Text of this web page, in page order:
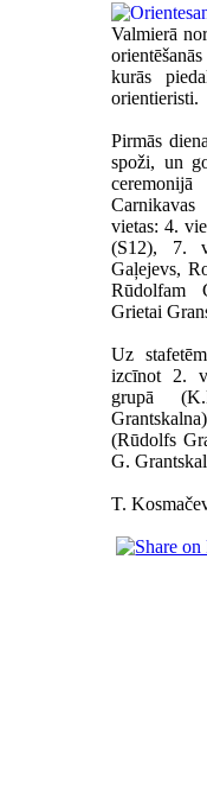
Valmierā
kurās
orientieristi.
Pirmās
spoži, un
vietas: 4.
(S12), 7.
Gaļejevs,
Rūdolfam
Grietai
Uz
izcīnot 2.
grupā
(Rūdolfs
G.
T.